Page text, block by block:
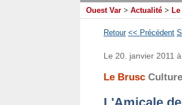
Ouest Var > Actualité >
Retour << Précédent
Le 20. janvier 2011
Le Brusc Culture